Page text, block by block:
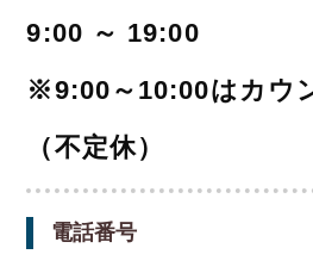
9:00 ～ 19:00
※9:00～10:00はカウ
（不定休）
電話番号